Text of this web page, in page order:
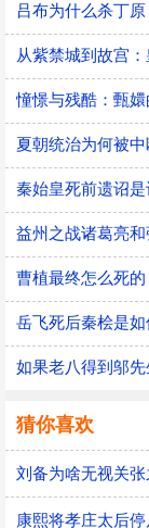
吕布为什么杀丁
从紫禁城到故宫
憧憬与残酷：甄
夏朝统治为何被
益州之战诸葛亮
曹植最终怎么死
如果老八得到邬
猜你喜欢
刘备为啥无视关张
康熙将孝庄太后